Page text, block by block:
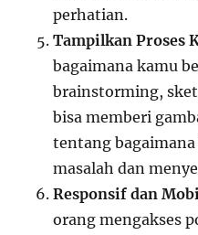
perhatian.
Tampilkan Proses
bagaimana kamu
brainstorming,
bisa memberi
tentang
masalah dan
Responsif dan
orang mengakses